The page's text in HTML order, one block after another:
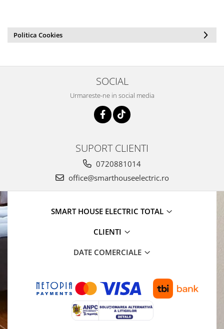
Politica Cookies
SOCIAL
Urmareste-ne in social media
SUPORT CLIENTI
0720881014
office@smarthouseelectric.ro
SMART HOUSE ELECTRIC TOTAL
CLIENTI
DATE COMERCIALE